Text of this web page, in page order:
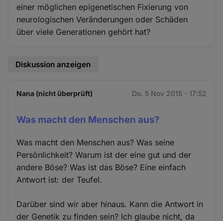
einer möglichen epigenetischen Fixierung von
neurologischen Veränderungen oder Schäden
über viele Generationen gehört hat?
Diskussion anzeigen
Nana (nicht überprüft) Do. 5 Nov 2015 - 17:52
Was macht den Menschen aus?
Was macht den Menschen aus? Was seine
Persönlichkeit? Warum ist der eine gut und der
andere Böse? Was ist das Böse? Eine einfach
Antwort ist: der Teufel.
Darüber sind wir aber hinaus. Kann die Antwort in
der Genetik zu finden sein? Ich glaube nicht, da